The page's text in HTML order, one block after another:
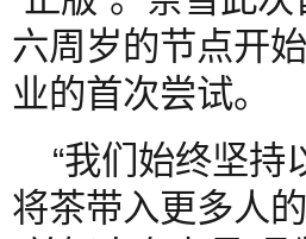
六周岁的节点开
业的首次尝试。
“我们始终坚持
将茶带入更多人